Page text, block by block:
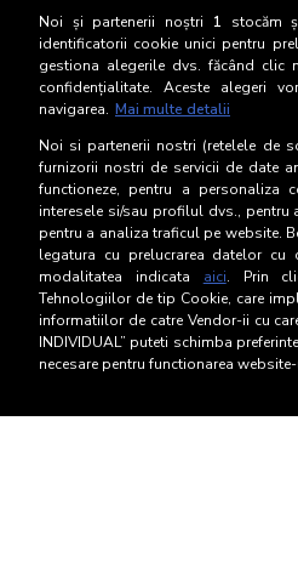
Coduri de bune practici
Noi și partenerii noștri 1 stocăm
identificatorii cookie unici pentru
gestiona alegerile dvs. făcând
confidențialitate. Aceste alegeri
navigarea. Mai multe detalii
Noi si partenerii nostri (retelele de
furnizorii nostri de servicii de date
functioneze, pentru a personaliza
interesele si/sau profilul dvs.,
pentru a analiza traficul pe website.
legatura cu prelucrarea datelor cu
modalitatea indicata aici. Prin
Tehnologiilor de tip Cookie, care
informatiilor de catre Vendor-ii cu
INDIVIDUAL” puteti schimba
necesare pentru functionarea